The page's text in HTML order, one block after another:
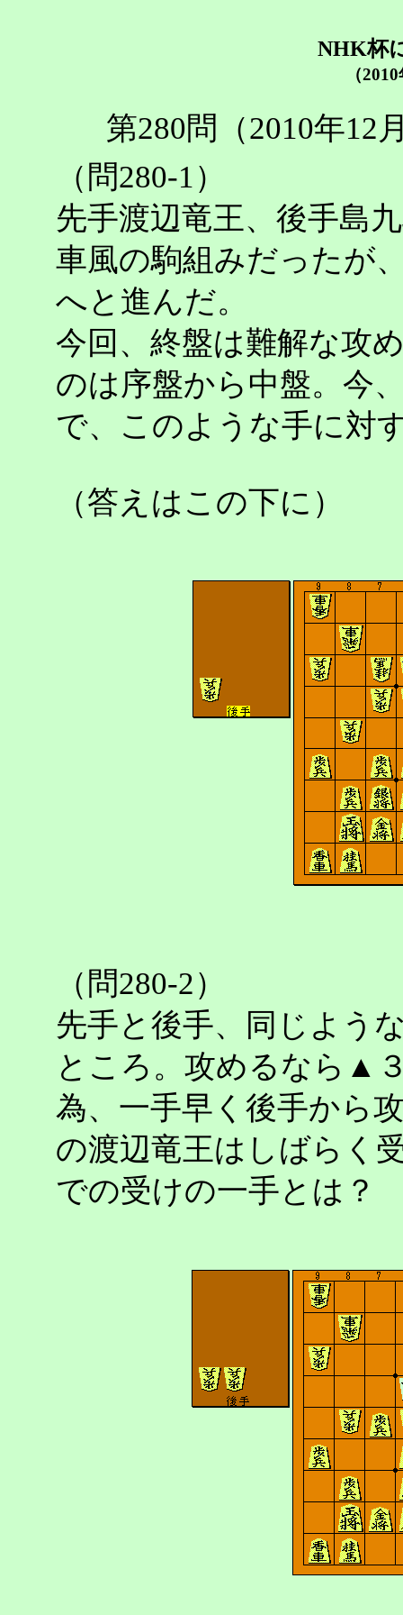
NHK杯
（
第280問（2010年12
（問280-1）
先手渡辺竜王、後手島
車風の駒組みだったが
へと進んだ。
今回、終盤は難解な攻
のは序盤から中盤。今
で、このような手に対
（答えはこの下に）
（問280-2）
先手と後手、同じよう
ところ。攻めるなら▲
為、一手早く後手から
の渡辺竜王はしばらく
での受けの一手とは？